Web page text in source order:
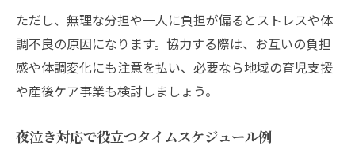
ただし、無理な分担や一人に負担が偏るとストレスや体
調不良の原因になります。協力する際は、お互いの負担
感や体調変化にも注意を払い、必要なら地域の育児支援
や産後ケア事業も検討しましょう。
夜泣き対応で役立つタイムスケジュール例